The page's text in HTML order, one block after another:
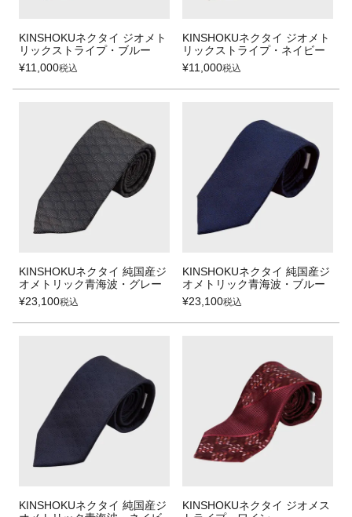
KINSHOKUネクタイ ジオメト
リックストライプ・ブルー
¥11,000税込
KINSHOKUネクタイ ジオメト
リックストライプ・ネイビー
¥11,000税込
KINSHOKUネクタイ 純国産ジ
オメトリック青海波・グレー
¥23,100税込
KINSHOKUネクタイ 純国産ジ
オメトリック青海波・ブルー
¥23,100税込
KINSHOKUネクタイ 純国産ジ
KINSHOKUネクタイ ジオメス